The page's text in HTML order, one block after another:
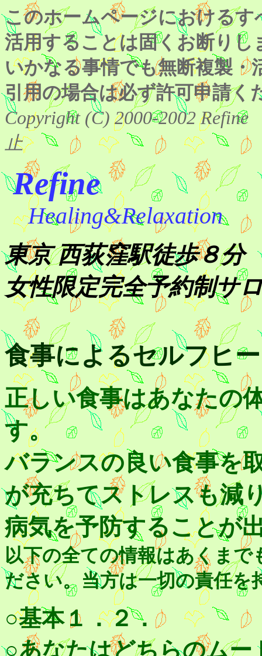
このホームページにおける
活用することは固くお断りし
いかなる事情でも無断複製・
引用の場合は必ず許可申請く
Copyright (C) 2000-2002
止
Refine
Healing&Relaxation
東京 西荻窪駅徒歩８分
女性限定完全予約制サ
食事によるセルフヒ
正しい食事はあなたの
す。
バランスの良い食事を
が充ちてストレスも減
病気を予防することが
以下の全ての情報はあくま
ださい。当方は一切の責任を
○基本１．２．
○あなたはどちらのムー